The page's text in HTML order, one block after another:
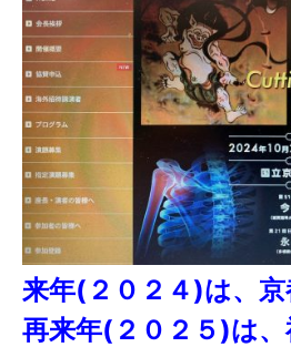
来年(２０２４)は、京
再来年(２０２５)は